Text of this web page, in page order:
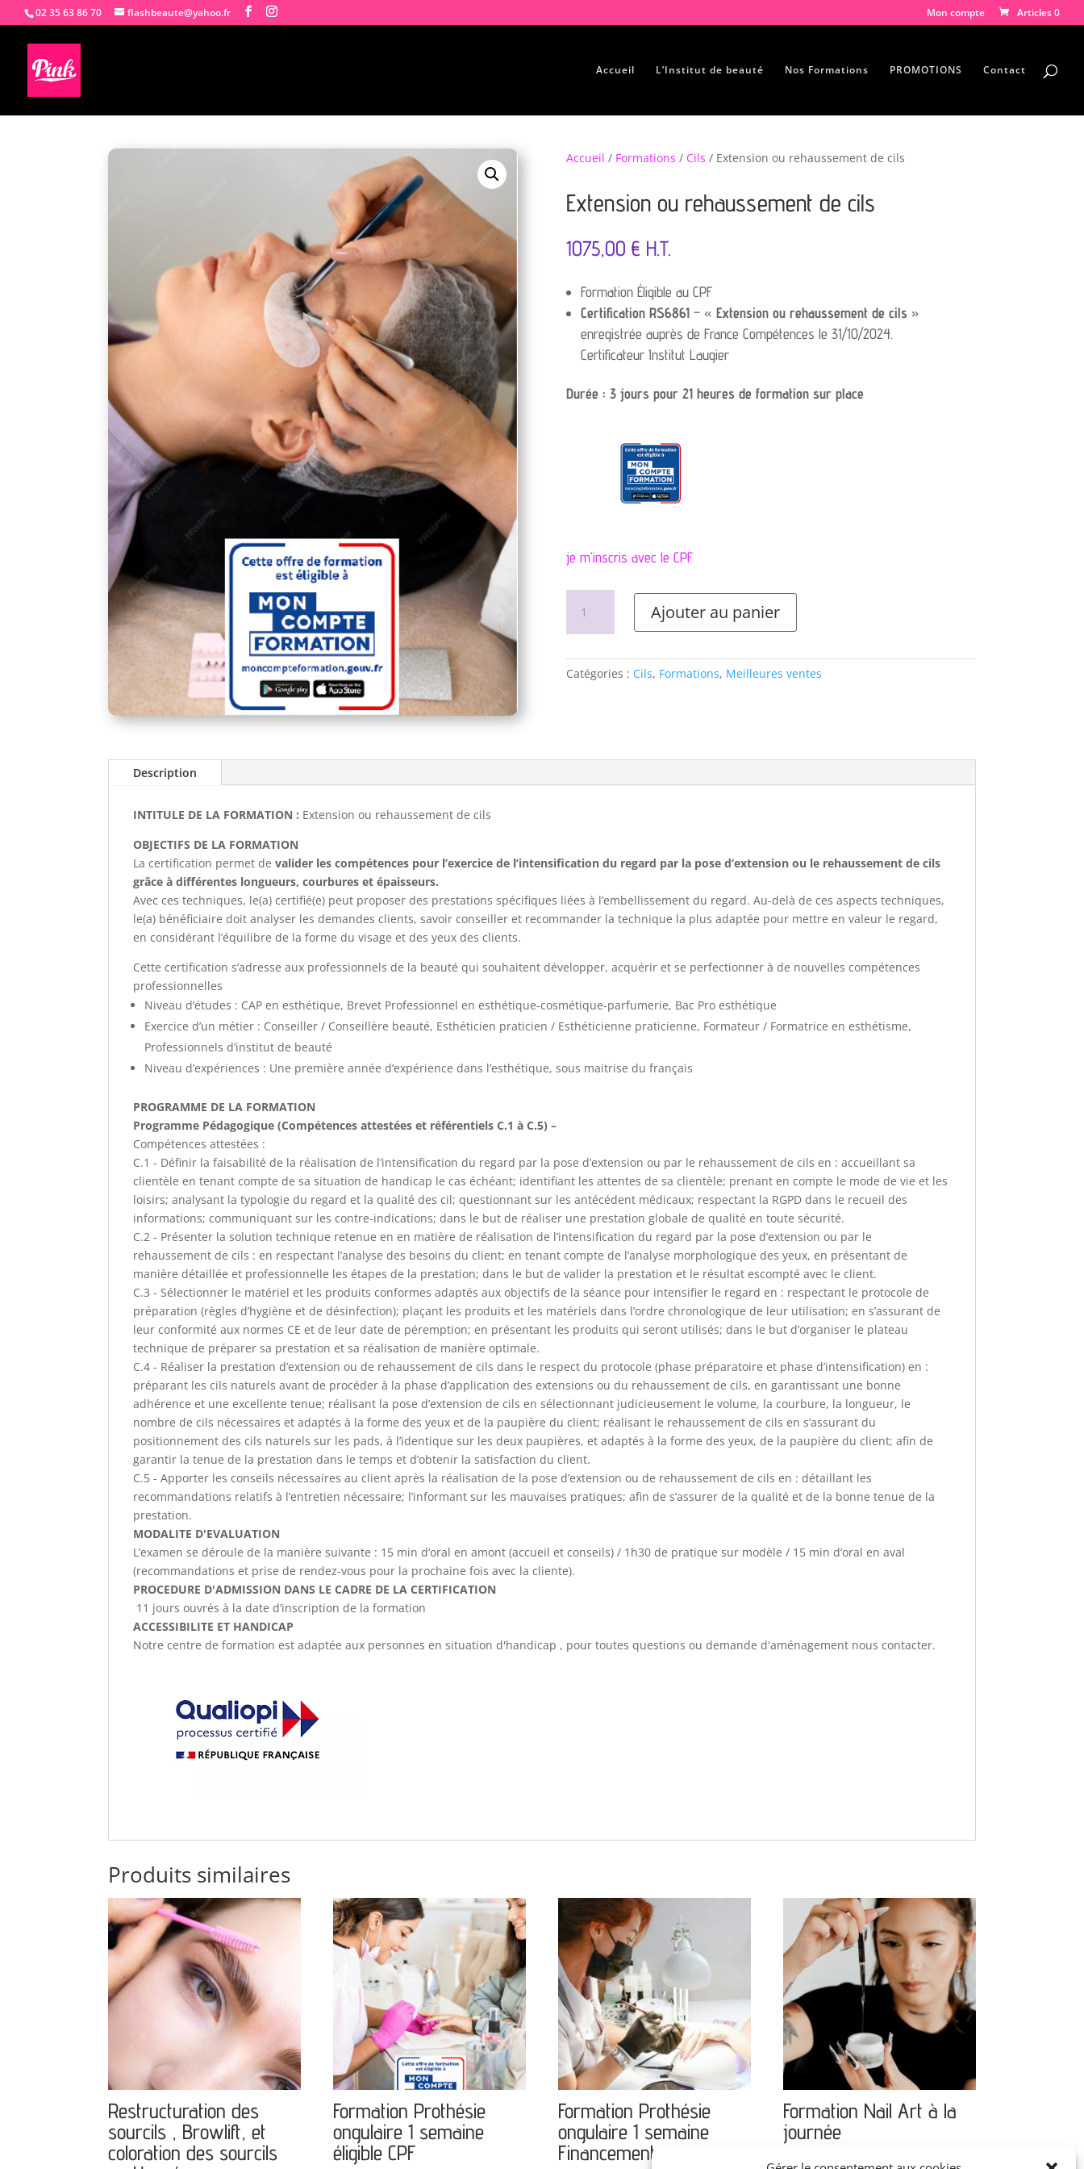
02 35 63 86 70 flashbeaute@yahoo.fr Mon compte Articles 0
Accueil L’Institut de beauté Nos Formations PROMOTIONS Contact
Accueil / Formations / Cils / Extension ou rehaussement de cils
Extension ou rehaussement de cils
1075,00 € H.T.
Formation Éligible au CPF
Certification RS6861– « Extension ou rehaussement de cils »
enregistrée auprès de France Compétences le 31/10/2024.
Certificateur Institut Laugier
Durée : 3 jours pour 21 heures de formation sur place
je m’inscris avec le CPF
Extension
rehaussement
Ajouter au panier
Catégories : Cils, Formations, Meilleures ventes
Description
INTITULE DE LA FORMATION : Extension ou rehaussement de cils
OBJECTIFS DE LA FORMATION
La certification permet devalider les compétences pour l’exercice de l’intensification du regard par la pose d’extension ou le rehaussement de cils
grâce à différentes longueurs, courbures et épaisseurs.
Avec ces techniques, le(a) certifié(e) peut proposer des prestations spécifiques liées à l’embellissement du regard. Au-delà de ces aspects techniques,
le(a) bénéficiaire doit analyser les demandes clients, savoir conseiller et recommander la technique la plus adaptée pour mettre en valeur le regard,
en considérant l’équilibre de la forme du visage et des yeux des clients.
Cette certification s’adresse aux professionnels de la beauté qui souhaitent développer, acquérir et se perfectionner à de nouvelles compétences
professionnelles
Niveau d’études : CAP en esthétique, Brevet Professionnel en esthétique-cosmétique-parfumerie, Bac Pro esthétique​
Exercice d’un métier : Conseiller / Conseillère beauté, Esthéticien praticien / Esthéticienne praticienne, Formateur / Formatrice en esthétisme,
Professionnels d’institut de beauté​
Niveau d’expériences : Une première année d’expérience dans l’esthétique, sous maitrise du français​
PROGRAMME DE LA FORMATION
Programme Pédagogique (Compétences attestées et référentiels C.1 à C.5) –
Compétences attestées :
C.1 - Définir la faisabilité de la réalisation de l’intensification du regard par la pose d’extension ou par le rehaussement de cils en : accueillant sa
clientèle en tenant compte de sa situation de handicap le cas échéant; identifiant les attentes de sa clientèle; prenant en compte le mode de vie et les
loisirs; analysant la typologie du regard et la qualité des cil; questionnant sur les antécédent médicaux; respectant la RGPD dans le recueil des
informations; communiquant sur les contre-indications; dans le but de réaliser une prestation globale de qualité en toute sécurité.
C.2 - Présenter la solution technique retenue en en matière de réalisation de l’intensification du regard par la pose d’extension ou par le
rehaussement de cils : en respectant l’analyse des besoins du client; en tenant compte de l’analyse morphologique des yeux, en présentant de
manière détaillée et professionnelle les étapes de la prestation; dans le but de valider la prestation et le résultat escompté avec le client.
C.3 - Sélectionner le matériel et les produits conformes adaptés aux objectifs de la séance pour intensifier le regard en : respectant le protocole de
préparation (règles d’hygiène et de désinfection); plaçant les produits et les matériels dans l’ordre chronologique de leur utilisation; en s’assurant de
leur conformité aux normes CE et de leur date de péremption; en présentant les produits qui seront utilisés; dans le but d’organiser le plateau
technique de préparer sa prestation et sa réalisation de manière optimale.
C.4 - Réaliser la prestation d’extension ou de rehaussement de cils dans le respect du protocole (phase préparatoire et phase d’intensification) en :
préparant les cils naturels avant de procéder à la phase d’application des extensions ou du rehaussement de cils, en garantissant une bonne
adhérence et une excellente tenue; réalisant la pose d’extension de cils en sélectionnant judicieusement le volume, la courbure, la longueur, le
nombre de cils nécessaires et adaptés à la forme des yeux et de la paupière du client; réalisant le rehaussement de cils en s’assurant du
positionnement des cils naturels sur les pads, à l’identique sur les deux paupières, et adaptés à la forme des yeux, de la paupière du client; afin de
garantir la tenue de la prestation dans le temps et d’obtenir la satisfaction du client.
C.5 - Apporter les conseils nécessaires au client après la réalisation de la pose d’extension ou de rehaussement de cils en : détaillant les
recommandations relatifs à l’entretien nécessaire; l’informant sur les mauvaises pratiques; afin de s’assurer de la qualité et de la bonne tenue de la
prestation.
MODALITE D'EVALUATION
L’examen se déroule de la manière suivante : 15 min d’oral en amont (accueil et conseils) / 1h30 de pratique sur modèle / 15 min d’oral en aval
(recommandations et prise de rendez-vous pour la prochaine fois avec la cliente).
PROCEDURE D'ADMISSION DANS LE CADRE DE LA CERTIFICATION
11 jours ouvrés à la date d’inscription de la formation
ACCESSIBILITE ET HANDICAP
Notre centre de formation est adaptée aux personnes en situation d'handicap , pour toutes questions ou demande d'aménagement nous contacter.
Produits similaires
Restructuration des
sourcils , Browlift, et
coloration des sourcils
Formation Prothésie
ongulaire 1 semaine
éligible CPF
Formation Prothésie
ongulaire 1 semaine
Financement perso
Formation Nail Art à la
journée
153,00 € H.T.